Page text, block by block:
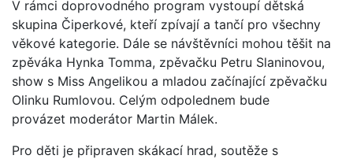
V rámci doprovodného program vystoupí dětská
skupina Čiperkové, kteří zpívají a tančí pro všechny
věkové kategorie. Dále se návštěvníci mohou těšit na
zpěváka Hynka Tomma, zpěvačku Petru Slaninovou,
show s Miss Angelikou a mladou začínající zpěvačku
Olinku Rumlovou. Celým odpolednem bude
provázet moderátor Martin Málek.
Pro děti je připraven skákací hrad, soutěže s